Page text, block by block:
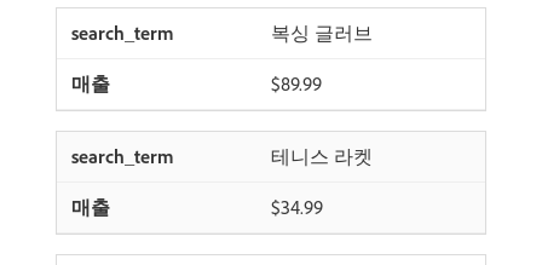
복싱 글러브
$89.99
테니스 라켓
$34.99